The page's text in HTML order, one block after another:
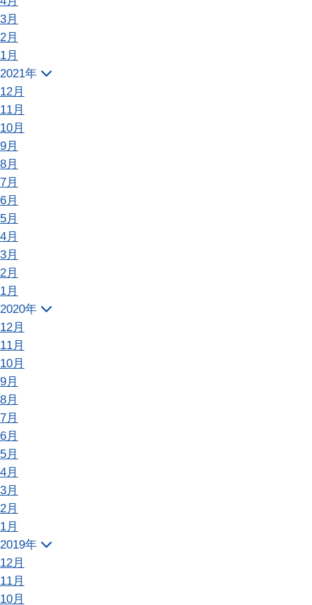
3月
2月
1月
2021年
12月
11月
10月
9月
8月
7月
6月
5月
4月
3月
2月
1月
2020年
12月
11月
10月
9月
8月
7月
6月
5月
4月
3月
2月
1月
2019年
12月
11月
10月